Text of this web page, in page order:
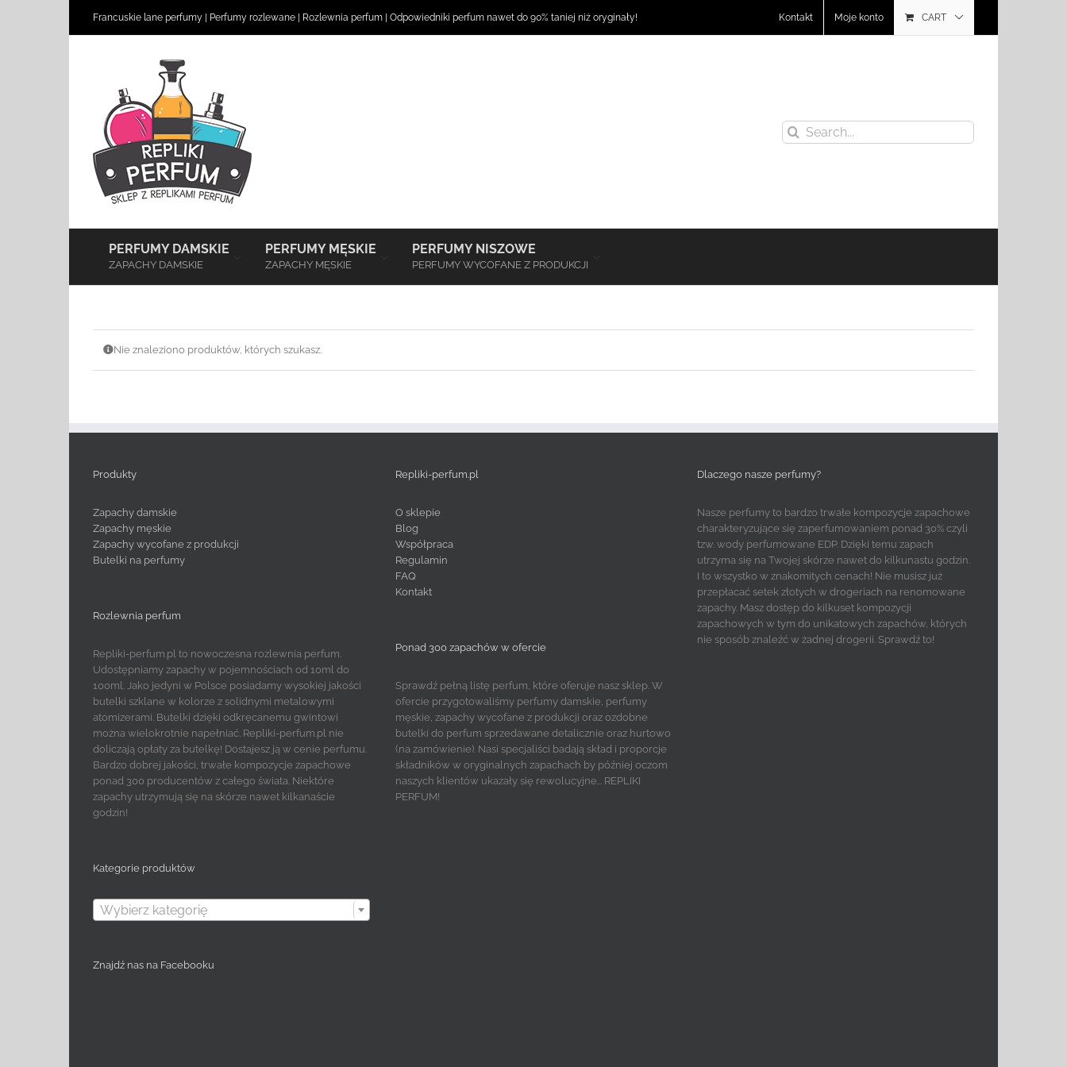
Francuskie lane perfumy Perfumy rozlewane Rozlewnia perfum Odpowiedniki perfum nawet do 90% taniej niż oryginały! Kontakt Moje konto CART
Search
for:
PERFUMY DAMSKIE
ZAPACHY DAMSKIE
PERFUMY MĘSKIE
ZAPACHY MĘSKIE
PERFUMY NISZOWE
PERFUMY WYCOFANE Z PRODUKCJI
Nie znaleziono produktów, których szukasz.
Produkty
Zapachy damskie
Zapachy męskie
Zapachy wycofane z produkcji
Butelki na perfumy
Rozlewnia perfum
Repliki-perfum.pl to nowoczesna rozlewnia perfum.
Udostępniamy zapachy w pojemnościach od 10ml do
100ml. Jako jedyni w Polsce posiadamy wysokiej jakości
butelki szklane w kolorze z solidnymi metalowymi
atomizerami. Butelki dzięki odkręcanemu gwintowi
można wielokrotnie napełniać. Repliki-perfum.pl nie
doliczają opłaty za butelkę! Dostajesz ją w cenie perfumu.
Bardzo dobrej jakości, trwałe kompozycje zapachowe
ponad 300 producentów z całego świata. Niektóre
zapachy utrzymują się na skórze nawet kilkanaście
godzin!
Kategorie produktów

Wybierz kategorię
Znajdź nas na Facebooku
Repliki-perfum.pl
O sklepie
Blog
Współpraca
Regulamin
FAQ
Kontakt
Ponad 300 zapachów w ofercie
Sprawdź pełną listę perfum, które oferuje nasz sklep. W
ofercie przygotowaliśmy perfumy damskie, perfumy
męskie, zapachy wycofane z produkcji oraz ozdobne
butelki do perfum sprzedawane detalicznie oraz hurtowo
(na zamówienie). Nasi specjaliści badają skład i proporcje
składników w oryginalnych zapachach by później oczom
naszych klientów ukazały się rewolucyjne... REPLIKI
PERFUM!
Dlaczego nasze perfumy?
Nasze perfumy to bardzo trwałe kompozycje zapachowe
charakteryzujące się zaperfumowaniem ponad 30% czyli
tzw. wody perfumowane EDP. Dzięki temu zapach
utrzyma się na Twojej skórze nawet do kilkunastu godzin.
I to wszystko w znakomitych cenach! Nie musisz już
przepłacać setek złotych w drogeriach na renomowane
zapachy. Masz dostęp do kilkuset kompozycji
zapachowych w tym do unikatowych zapachów, których
nie sposób znaleźć w żadnej drogerii. Sprawdź to!